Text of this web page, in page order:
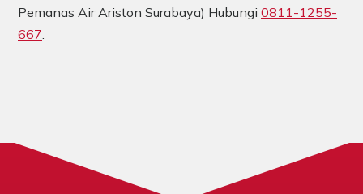
Pemanas Air Ariston Surabaya) Hubungi 0811-1255-
667.